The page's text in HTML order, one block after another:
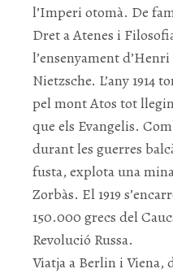
l’Imperi otomà. De
Dret a Atenes i
l’ensenyament
Nietzsche. L’any 1914
pel mont Atos tot
que els Evangelis.
durant les guerres
fusta, explota una
Zorbàs. El 1919
150.000 grecs del
Revolució Russa.
Viatja a Berlin i Viena,